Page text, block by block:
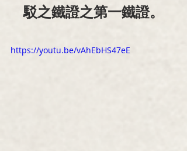
駁之鐵證之第一鐵證。
https://youtu.be/vAhEbHS47eE